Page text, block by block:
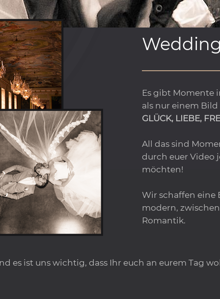
Es gibt Momente
als nur einem
GLÜCK, LIEBE,
All das sind
durch euer Video
möchten!
Wir schaffen eine
modern,
Romantik.
es ist uns wichtig, dass Ihr euch an eurem Tag